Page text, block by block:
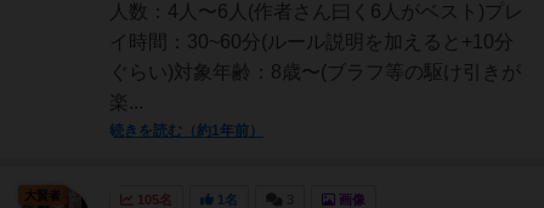
人数：4人〜6人(作者さん曰く6人がベスト)プレ
イ時間：30~60分(ルール説明を加えると+10分
ぐらい)対象年齢：8歳〜(ブラフ等の駆け引きが
楽...
続きを読む（約1年前）
105名 1名 3 画像
大賢者